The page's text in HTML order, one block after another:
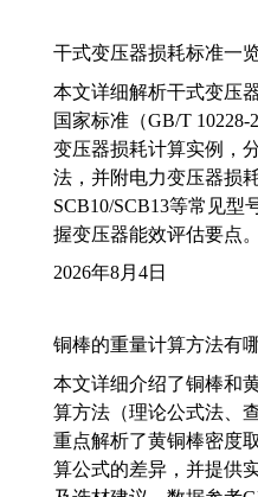
干式变压器损耗标准一
本文详细解析干式变压
国家标准（GB/T 10228-
变压器损耗计算实例，
法，并附电力变压器损
SCB10/SCB13等常见
握变压器能效评估要点。
2026年8月4日
铜棒的重量计算方法有
本文详细介绍了铜棒和
算方法（理论公式法、
重点解析了黄铜棒密度
算公式的差异，并提供